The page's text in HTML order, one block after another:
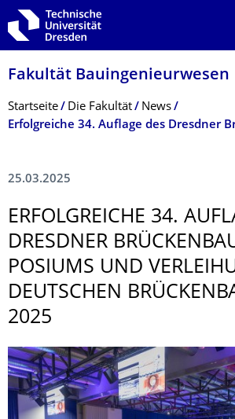
Zur Hauptnavigation springen
Zur Suche springen
Zum Inhalt springen
Fakultät Bauingenieurwesen
Breadcrumb-Menü
Startseite Die Fakultät
News
25.03.2025
ERFOLGREICHE 34.
DRESDNER
POSIUMS UND
DEUTSCHEN
2025